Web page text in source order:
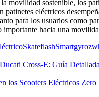
movilidad sostenible, los
eléctricos
para los usuarios como
hacia una
SkateflashSmartgyro
Cross-E: Guía
los Scooters Eléctricos